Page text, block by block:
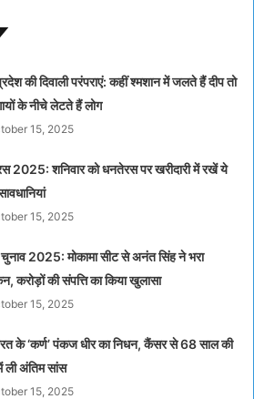
की दिवाली परंपराएं: कहीं श्मशान में जलते हैं दीप तो
के नीचे लेटते हैं लोग
15, 2025
2025: शनिवार को धनतेरस पर खरीदारी में रखें ये
15, 2025
चुनाव 2025: मोकामा सीट से अनंत सिंह ने भरा
करोड़ों की संपत्ति का किया खुलासा
15, 2025
के ‘कर्ण’ पंकज धीर का निधन, कैंसर से 68 साल की
ली अंतिम सांस
15, 2025